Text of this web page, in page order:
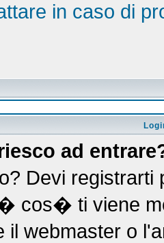
in caso di
ad
Devi registrarti
cos� ti viene
il webmaster o